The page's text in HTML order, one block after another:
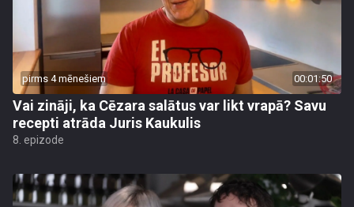
pirms 4 mēnešiem 00:01:50
Vai zināji, ka Cēzara salātus var likt vrapā? Savu
recepti atrāda Juris Kaukulis
8. epizode